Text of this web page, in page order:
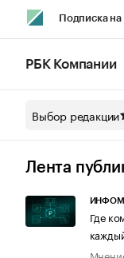
Подписка на
Технологии
РБК Компании
Выбор редакции
Лента
Где